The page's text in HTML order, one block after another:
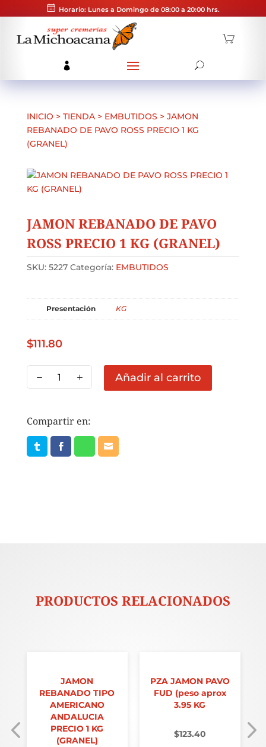
Horario: Lunes a Domingo de 08:00 a 20:00 hrs.
INICIO > TIENDA> EMBUTIDOS > JAMON
REBANADO DE PAVO ROSS PRECIO 1 KG
(GRANEL)
JAMON REBANADO DE PAVO
ROSS PRECIO 1 KG (GRANEL)
SKU: 5227 Categoría: EMBUTIDOS
Presentación KG
$111.80
JAMON
REBANADO
ROSS
PRECIO
1
Añadir al carrito
Compartir en:
PRODUCTOS RELACIONADOS
JAMON
REBANADO TIPO
AMERICANO
ANDALUCIA
PRECIO 1 KG
(GRANEL)
PZA JAMON PAVO
FUD (peso aprox
3.95 KG
$123.40